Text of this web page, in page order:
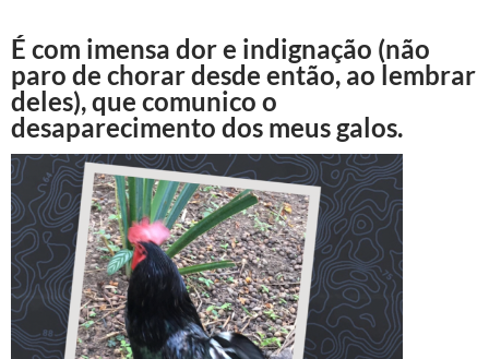
É com imensa dor e indignação (não
paro de chorar desde então, ao lembrar
deles), que comunico o
desaparecimento dos meus galos.